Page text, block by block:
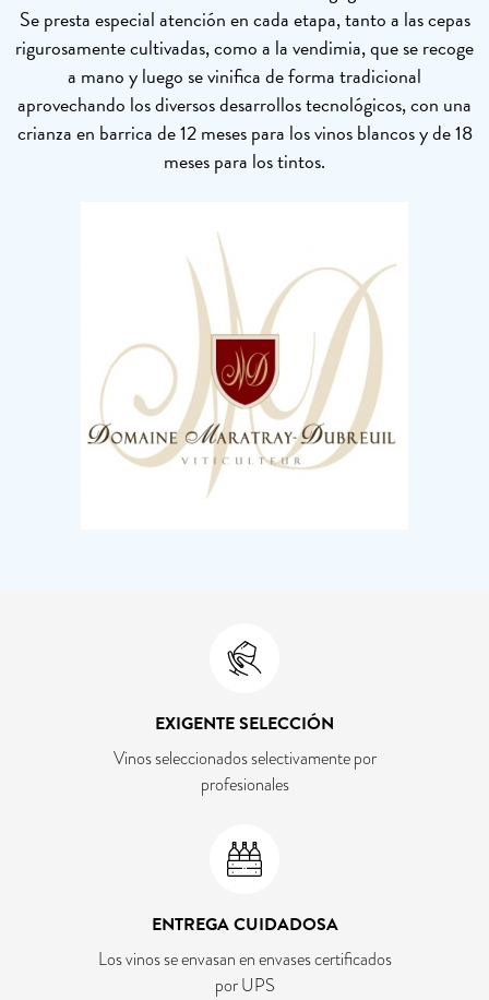
Se presta especial atención en cada etapa, tanto a las cepas
rigurosamente cultivadas, como a la vendimia, que se recoge
a mano y luego se vinifica de forma tradicional
aprovechando los diversos desarrollos tecnológicos, con una
crianza en barrica de 12 meses para los vinos blancos y de 18
meses para los tintos.
EXIGENTE SELECCIÓN
Vinos seleccionados selectivamente por
profesionales
ENTREGA CUIDADOSA
Los vinos se envasan en envases certificados
por UPS